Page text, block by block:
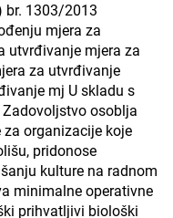
br. 1303/2013
mjera za
utvrđivanje mjera za
za utvrđivanje
mj U skladu s
osoblja
organizacije koje
pridonose
kulture na radnom
minimalne operativne
prihvatljivi biološki